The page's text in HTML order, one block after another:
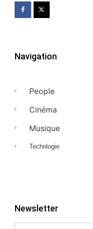
People
Cinéma
Musique
Newsletter